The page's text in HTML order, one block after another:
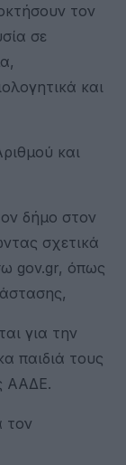
τον
σε
και
και
δήμο στον
σχετικά
gov.gr, όπως
για την
παιδιά τους
ΑΑΔΕ.
τον